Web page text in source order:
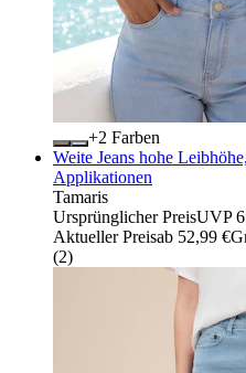
+
Farben
Weite Jeans hohe
Applikationen
Tamaris
Ursprünglicher PreisUVP
Aktueller Preisab 52,99 €
(2)